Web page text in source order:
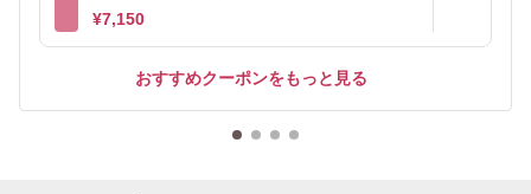
¥7,150
おすすめクーポンをもっと見る